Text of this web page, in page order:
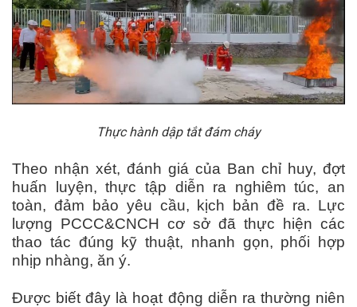
Thực hành dập tắt đám cháy
Theo nhận xét, đánh giá của Ban chỉ huy, đợt
huấn luyện, thực tập diễn ra nghiêm túc, an
toàn, đảm bảo yêu cầu, kịch bản đề ra. Lực
lượng PCCC&CNCH cơ sở đã thực hiện các
thao tác đúng kỹ thuật, nhanh gọn, phối hợp
nhịp nhàng, ăn ý.
Được biết đây là hoạt động diễn ra thường niên